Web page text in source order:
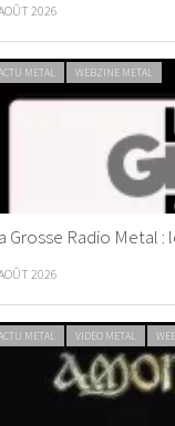
2026
METAL WEBZINE METAL
Grosse Radio Metal :
2026
METAL VIDEO METAL